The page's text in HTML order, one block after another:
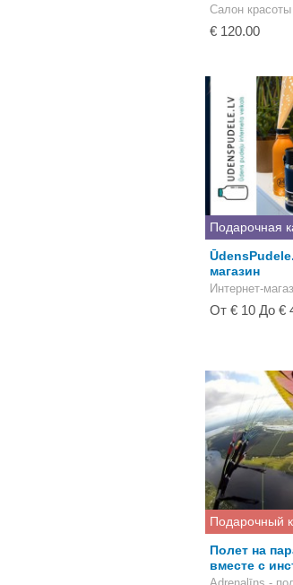
Салон
€ 120.00
Подарочная
магазин
Интернет-
От € 10 До €
Подарочный
Полет на
вместе с